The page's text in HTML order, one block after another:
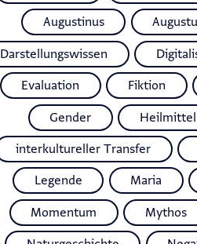
Augustinus
Darstellungswissen
Evaluation Fiktion
Gender Heilmittel
interkultureller Transfer
Legende Maria
Momentum Mythos